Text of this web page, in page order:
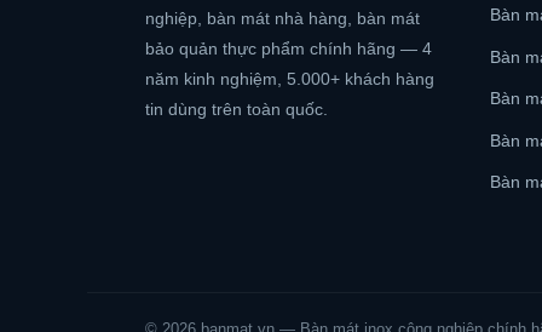
nghiệp, bàn mát nhà hàng, bàn mát
bảo quản thực phẩm chính hãng — 4
năm kinh nghiệm, 5.000+ khách hàng
tin dùng trên toàn quốc.
Bàn
Bàn
Bàn
Bàn
Bàn